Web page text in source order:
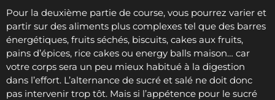
Pour la deuxième partie de course, vous pourrez varier et
partir sur des aliments plus complexes tel que des barres
énergétiques, fruits séchés, biscuits, cakes aux fruits,
pains d’épices, rice cakes ou energy balls maison… car
votre corps sera un peu mieux habitué à la digestion
dans l’effort. L’alternance de sucré et salé ne doit donc
pas intervenir trop tôt. Mais si l’appétence pour le sucré